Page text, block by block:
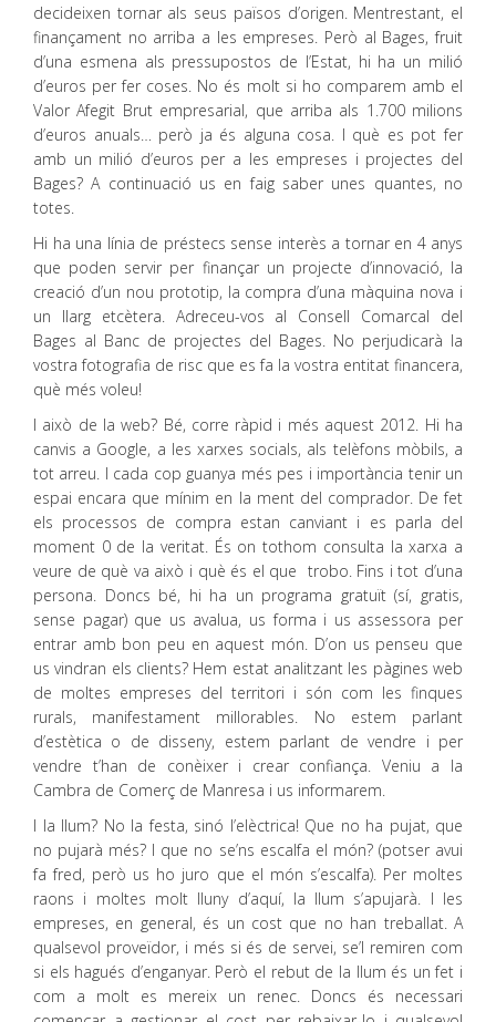
decideixen tornar als seus països d’origen. Mentrestant, el
finançament no arriba a les empreses. Però al Bages, fruit
d’una esmena als pressupostos de l’Estat, hi ha un milió
d’euros per fer coses. No és molt si ho comparem amb el
Valor Afegit Brut empresarial, que arriba als 1.700 milions
d’euros anuals… però ja és alguna cosa. I què es pot fer
amb un milió d’euros per a les empreses i projectes del
Bages? A continuació us en faig saber unes quantes, no
totes.
Hi ha una línia de préstecs sense interès a tornar en 4 anys
que poden servir per finançar un projecte d’innovació, la
creació d’un nou prototip, la compra d’una màquina nova i
un llarg etcètera. Adreceu-vos al Consell Comarcal del
Bages al Banc de projectes del Bages. No perjudicarà la
vostra fotografia de risc que es fa la vostra entitat financera,
què més voleu!
I això de la web? Bé, corre ràpid i més aquest 2012. Hi ha
canvis a Google, a les xarxes socials, als telèfons mòbils, a
tot arreu. I cada cop guanya més pes i importància tenir un
espai encara que mínim en la ment del comprador. De fet
els processos de compra estan canviant i es parla del
moment 0 de la veritat. És on tothom consulta la xarxa a
veure de què va això i què és el que trobo. Fins i tot d’una
persona. Doncs bé, hi ha un programa gratuït (sí, gratis,
sense pagar) que us avalua, us forma i us assessora per
entrar amb bon peu en aquest món. D’on us penseu que
us vindran els clients? Hem estat analitzant les pàgines web
de moltes empreses del territori i són com les finques
rurals, manifestament millorables. No estem parlant
d’estètica o de disseny, estem parlant de vendre i per
vendre t’han de conèixer i crear confiança. Veniu a la
Cambra de Comerç de Manresa i us informarem.
I la llum? No la festa, sinó l’elèctrica! Que no ha pujat, que
no pujarà més? I que no se’ns escalfa el món? (potser avui
fa fred, però us ho juro que el món s’escalfa). Per moltes
raons i moltes molt lluny d’aquí, la llum s’apujarà. I les
empreses, en general, és un cost que no han treballat. A
qualsevol proveïdor, i més si és de servei, se’l remiren com
si els hagués d’enganyar. Però el rebut de la llum és un fet i
com a molt es mereix un renec. Doncs és necessari